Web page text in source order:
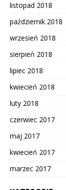
listopad 2018
październik 2018
wrzesień 2018
sierpień 2018
lipiec 2018
kwiecień 2018
luty 2018
czerwiec 2017
maj 2017
kwiecień 2017
marzec 2017